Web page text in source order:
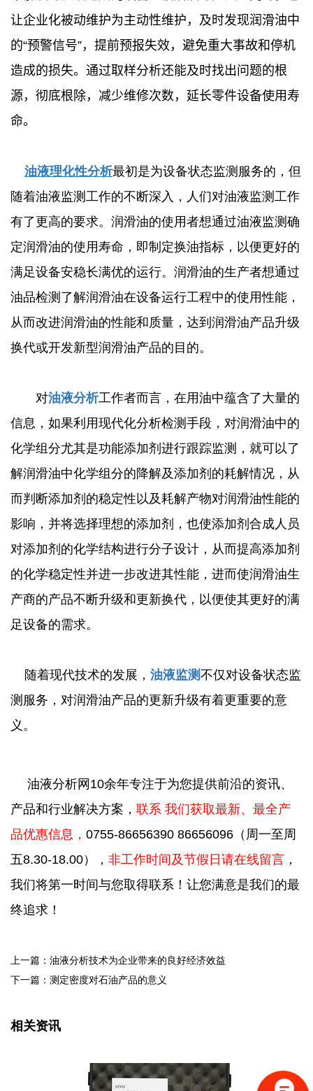
让企业化被动维护为主动性维护，及时发现润滑油中
的“预警信号”，提前预报失效，避免重大事故和停机
造成的损失。通过取样分析还能及时找出问题的根
源，彻底根除，减少维修次数，延长零件设备使用寿
命。
油液理化性分析最初是为设备状态监测服务的，但
随着油液监测工作的不断深入，人们对油液监测工作
有了更高的要求。润滑油的使用者想通过油液监测确
定润滑油的使用寿命，即制定换油指标，以便更好的
满足设备安稳长满优的运行。润滑油的生产者想通过
油品检测了解润滑油在设备运行工程中的使用性能，
从而改进润滑油的性能和质量，达到润滑油产品升级
换代或开发新型润滑油产品的目的。
对油液分析工作者而言，在用油中蕴含了大量的
信息，如果利用现代化分析检测手段，对润滑油中的
化学组分尤其是功能添加剂进行跟踪监测，就可以了
解润滑油中化学组分的降解及添加剂的耗解情况，从
而判断添加剂的稳定性以及耗解产物对润滑油性能的
影响，并将选择理想的添加剂，也使添加剂合成人员
对添加剂的化学结构进行分子设计，从而提高添加剂
的化学稳定性并进一步改进其性能，进而使润滑油生
产商的产品不断升级和更新换代，以便使其更好的满
足设备的需求。
随着现代技术的发展， 油液监测不仅对设备状态监
测服务，对润滑油产品的更新升级有着更重要的意
义。
油液分析网10余年专注于为您提供前沿的资讯、
产品和行业解决方案， 联系 我们获取最新、最全产
品优惠信息， 0755-86656390 86656096 （周一至周
五8.30-18.00）， 非工作时间及节假日请在线留言 ，
我们将第一时间与您取得联系！让您满意是我们的最
终追求！
上一篇：油液分析技术为企业带来的良好经济效益
下一篇：测定密度对石油产品的意义
相关资讯